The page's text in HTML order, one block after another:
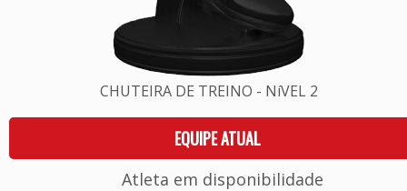
CHUTEIRA DE TREINO - NíVEL 2
EQUIPE ATUAL
Atleta em disponibilidade